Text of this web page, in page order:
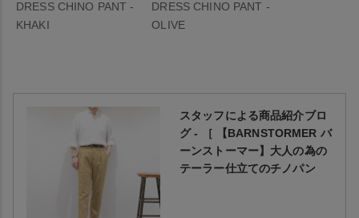
DRESS CHINO PANT -
KHAKI
DRESS CHINO PANT -
OLIVE
スタッフによる商品紹介ブロ
グ - ［ 【BARNSTORMER バ
ーンストーマー】大人の為の
テーラー仕立てのチノパン